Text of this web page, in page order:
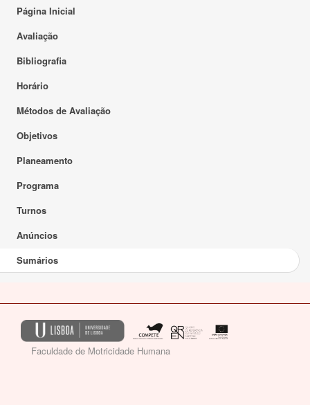
Página Inicial
Avaliação
Bibliografia
Horário
Métodos de Avaliação
Objetivos
Planeamento
Programa
Turnos
Anúncios
Sumários
Faculdade de Motricidade Humana